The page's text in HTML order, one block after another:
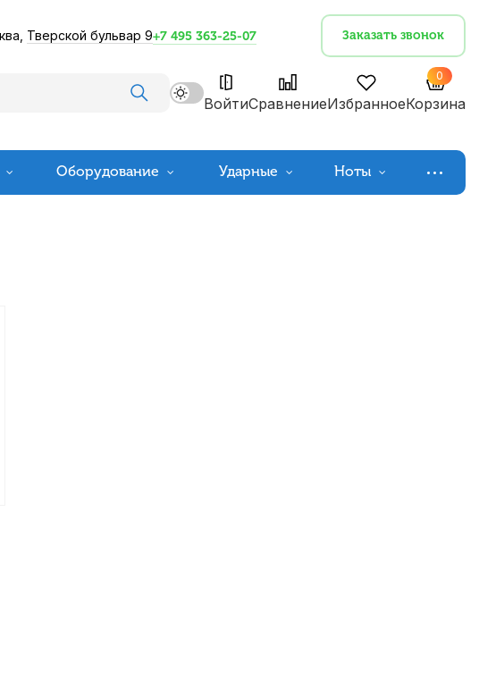
Тверской бульвар 9+7 495 363-25-07 Заказать звонок
ВойтиСравнениеИзбранное
0
Корзина
Оборудование Ударные Ноты